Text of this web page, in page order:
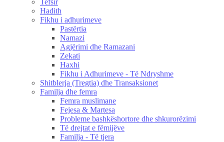
Tefsir
Hadith
Fikhu i adhurimeve
Pastërtia
Namazi
Agjërimi dhe Ramazani
Zekati
Haxhi
Fikhu i Adhurimeve - Të Ndryshme
Shitblerja (Tregtia) dhe Transaksionet
Familja dhe femra
Femra muslimane
Fejesa & Martesa
Probleme bashkëshortore dhe shkurorëzimi
Të drejtat e fëmijëve
Familja - Të tjera